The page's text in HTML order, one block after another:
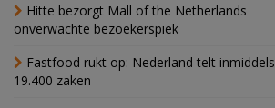
Hitte bezorgt Mall of the Netherlands
onverwachte bezoekerspiek
Fastfood rukt op: Nederland telt inmiddels
19.400 zaken